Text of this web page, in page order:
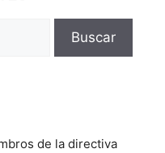
Buscar
de la directiva